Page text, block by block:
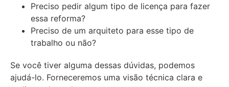
Preciso pedir algum tipo de licença para fazer
essa reforma?
Preciso de um arquiteto para esse tipo de
trabalho ou não?
Se você tiver alguma dessas dúvidas, podemos
ajudá-lo. Forneceremos uma visão técnica clara e